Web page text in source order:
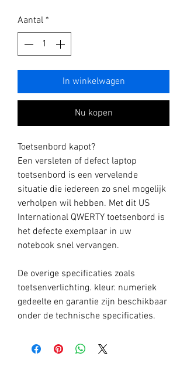
Aantal *
In winkelwagen
Nu kopen
Toetsenbord kapot?
Een versleten of defect laptop
toetsenbord is een vervelende
situatie die iedereen zo snel mogelijk
verholpen wil hebben. Met dit US
International QWERTY toetsenbord is
het defecte exemplaar in uw
notebook snel vervangen.
De overige specificaties zoals
toetsenverlichting. kleur. numeriek
gedeelte en garantie zijn beschikbaar
onder de technische specificaties.